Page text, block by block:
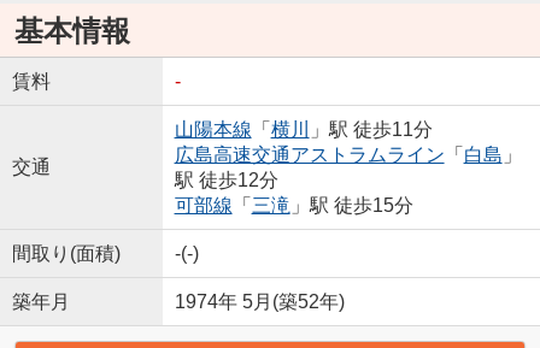
基本情報
賃料 -
交通
山陽本線 「 横川
」駅 徒歩11分
広島高速交通アストラムライン 「 白島 」
駅 徒歩12分
可部線 「 三滝 」駅 徒歩15分
間取り(面積) -(-)
築年月 1974年 5月(築52年)